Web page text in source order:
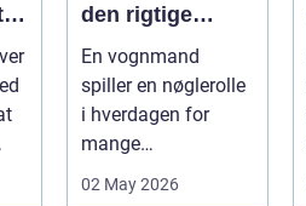
den rigtige
samarbejdspart
ner
En vognmand
spiller en nøglerolle
i hverdagen for
mange
02 May 2026